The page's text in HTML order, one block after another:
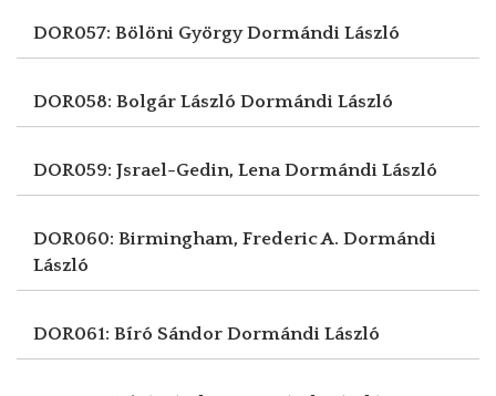
DOR057: Bölöni GyörgyDormándi László
DOR058: Bolgár László Dormándi László
DOR059: Jsrael-Gedin, LenaDormándi László
DOR060: Birmingham, Frederic A. Dormándi
László
DOR061: Bíró Sándor Dormándi László